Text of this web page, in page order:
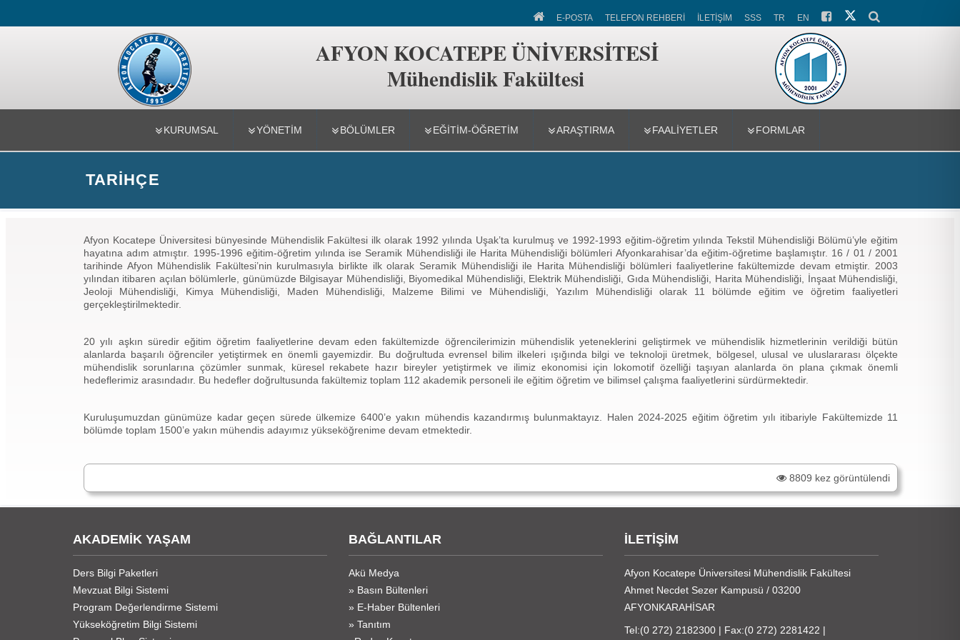
Mühendislik Fakültesi
E-POSTA TELEFON REHBERİ İLETİŞİM SSS TR EN
AFYON KOCATEPE ÜNİVERSİTESİ
Mühendislik Fakültesi
KURUMSAL YÖNETİM BÖLÜMLER EĞİTİM-ÖĞRETİM ARAŞTIRMA FAALİYETLER FORMLAR
TARIHÇE
Afyon Kocatepe Üniversitesi bünyesinde Mühendislik Fakültesi ilk olarak 1992 yılında Uşak’ta kurulmuş ve 1992-1993 eğitim-öğretim yılında Tekstil Mühendisliği Bölümü’yle eğitim
hayatına adım atmıştır. 1995-1996 eğitim-öğretim yılında ise Seramik Mühendisliği ile Harita Mühendisliği bölümleri Afyonkarahisar’da eğitim-öğretime başlamıştır. 16 / 01 / 2001
tarihinde Afyon Mühendislik Fakültesi’nin kurulmasıyla birlikte ilk olarak Seramik Mühendisliği ile Harita Mühendisliği bölümleri faaliyetlerine fakültemizde devam etmiştir. 2003
yılından itibaren açılan bölümlerle, günümüzde Bilgisayar Mühendisliği, Biyomedikal Mühendisliği, Elektrik Mühendisliği, Gıda Mühendisliği, Harita Mühendisliği, İnşaat Mühendisliği,
Jeoloji Mühendisliği, Kimya Mühendisliği, Maden Mühendisliği, Malzeme Bilimi ve Mühendisliği, Yazılım Mühendisliği olarak 11 bölümde eğitim ve öğretim faaliyetleri
gerçekleştirilmektedir.
20 yılı aşkın süredir eğitim öğretim faaliyetlerine devam eden fakültemizde öğrencilerimizin mühendislik yeteneklerini geliştirmek ve mühendislik hizmetlerinin verildiği bütün
alanlarda başarılı öğrenciler yetiştirmek en önemli gayemizdir. Bu doğrultuda evrensel bilim ilkeleri ışığında bilgi ve teknoloji üretmek, bölgesel, ulusal ve uluslararası ölçekte
mühendislik sorunlarına çözümler sunmak, küresel rekabete hazır bireyler yetiştirmek ve ilimiz ekonomisi için lokomotif özelliği taşıyan alanlarda ön plana çıkmak önemli
hedeflerimiz arasındadır. Bu hedefler doğrultusunda fakültemiz toplam 112 akademik personeli ile eğitim öğretim ve bilimsel çalışma faaliyetlerini sürdürmektedir.
Kuruluşumuzdan günümüze kadar geçen sürede ülkemize 6400’e yakın mühendis kazandırmış bulunmaktayız. Halen 2024-2025 eğitim öğretim yılı itibariyle Fakültemizde 11
bölümde toplam 1500’e yakın mühendis adayımız yükseköğrenime devam etmektedir.
8809 kez görüntülendi
AKADEMİK YAŞAM
Ders Bilgi Paketleri
Mevzuat Bilgi Sistemi
Program Değerlendirme Sistemi
Yükseköğretim Bilgi Sistemi
BAĞLANTILAR
Akü Medya
» Basın Bültenleri
» E-Haber Bültenleri
» Tanıtım
İLETİŞİM
Afyon Kocatepe Üniversitesi Mühendislik Fakültesi
Ahmet Necdet Sezer Kampusü / 03200
AFYONKARAHİSAR
Tel:(0 272) 2182300 | Fax:(0 272) 2281422 |